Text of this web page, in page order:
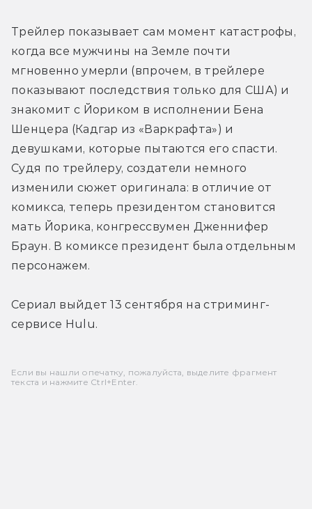
Трейлер показывает сам момент катастрофы,
когда все мужчины на Земле почти
мгновенно умерли (впрочем, в трейлере
показывают последствия только для США) и
знакомит с Йориком в исполнении Бена
Шенцера (Кадгар из «Варкрафта») и
девушками, которые пытаются его спасти.
Судя по трейлеру, создатели немного
изменили сюжет оригинала: в отличие от
комикса, теперь президентом становится
мать Йорика, конгрессвумен Дженнифер
Браун. В комиксе президент была отдельным
персонажем.
Сериал выйдет 13 сентября на стриминг-
сервисе Hulu.
Если вы нашли опечатку, пожалуйста, выделите фрагмент
текста и нажмите Ctrl+Enter.